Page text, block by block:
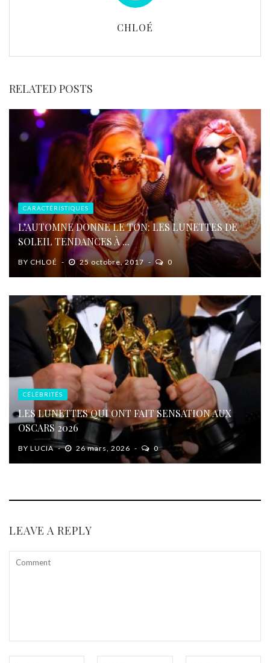
CHLOÉ
RELATED POSTS
CARACTÉRISTIQUES
L’AUTOMNE DONNE LE TON: LES LUNETTES DE
SOLEIL TENDANCES À ...
BY CHLOÉ 25 octobre, 2017 0
CÉLÉBRITÉS
LES LUNETTES QUI ONT FAIT SENSATION AUX
OSCARS 2026
BY LUCIA 26 mars, 2026 0
LEAVE A REPLY